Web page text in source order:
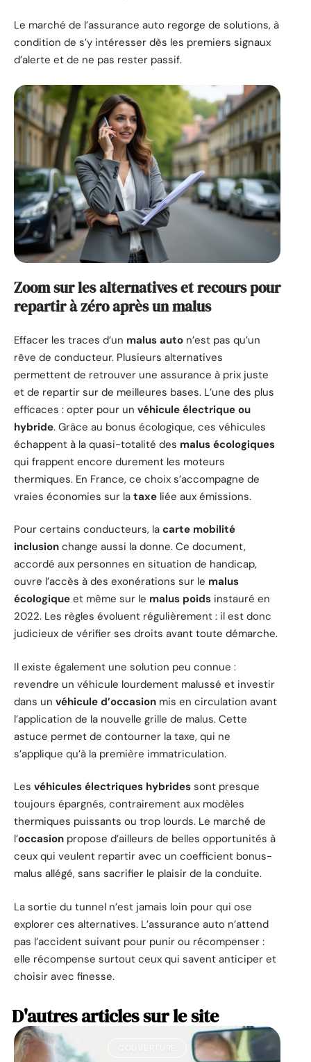
Le marché de l’assurance auto regorge de solutions, à
condition de s’y intéresser dès les premiers signaux
d’alerte et de ne pas rester passif.
Zoom sur les alternatives et recours pour
repartir à zéro après un malus
Effacer les traces d’un malus auto n’est pas qu’un
rêve de conducteur. Plusieurs alternatives
permettent de retrouver une assurance à prix juste
et de repartir sur de meilleures bases. L’une des plus
efficaces : opter pour un véhicule électrique ou
hybride. Grâce au bonus écologique, ces véhicules
échappent à la quasi-totalité des malus écologiques
qui frappent encore durement les moteurs
thermiques. En France, ce choix s’accompagne de
vraies économies sur la taxe liée aux émissions.
Pour certains conducteurs, la carte mobilité
inclusion change aussi la donne. Ce document,
accordé aux personnes en situation de handicap,
ouvre l’accès à des exonérations sur le malus
écologique et même sur le malus poids instauré en
2022. Les règles évoluent régulièrement : il est donc
judicieux de vérifier ses droits avant toute démarche.
Il existe également une solution peu connue :
revendre un véhicule lourdement malussé et investir
dans un véhicule d’occasion mis en circulation avant
l’application de la nouvelle grille de malus. Cette
astuce permet de contourner la taxe, qui ne
s’applique qu’à la première immatriculation.
Les véhicules électriques hybrides sont presque
toujours épargnés, contrairement aux modèles
thermiques puissants ou trop lourds. Le marché de
l’occasion propose d’ailleurs de belles opportunités à
ceux qui veulent repartir avec un coefficient bonus-
malus allégé, sans sacrifier le plaisir de la conduite.
La sortie du tunnel n’est jamais loin pour qui ose
explorer ces alternatives. L’assurance auto n’attend
pas l’accident suivant pour punir ou récompenser :
elle récompense surtout ceux qui savent anticiper et
choisir avec finesse.
D'autres articles sur le site